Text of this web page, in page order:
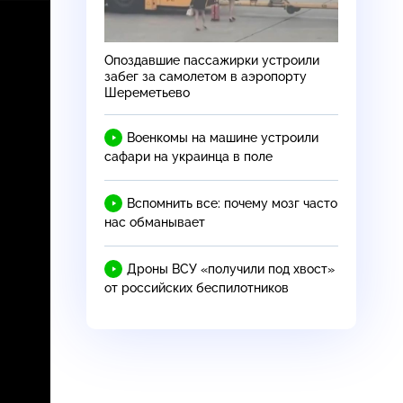
Опоздавшие пассажирки устроили
забег за самолетом в аэропорту
Шереметьево
Военкомы на машине устроили
сафари на украинца в поле
Вспомнить все: почему мозг часто
нас обманывает
Дроны ВСУ «получили под хвост»
от российских беспилотников